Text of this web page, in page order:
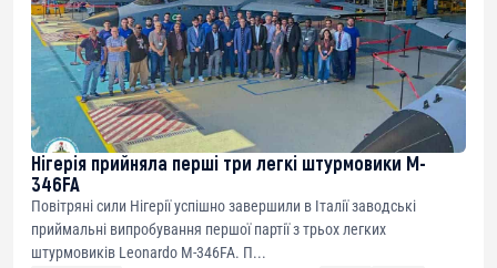
Нігерія прийняла перші три легкі штурмовики M-
346FA
Повітряні сили Нігерії успішно завершили в Італії заводські
приймальні випробування першої партії з трьох легких
штурмовиків Leonardo M-346FA. П...